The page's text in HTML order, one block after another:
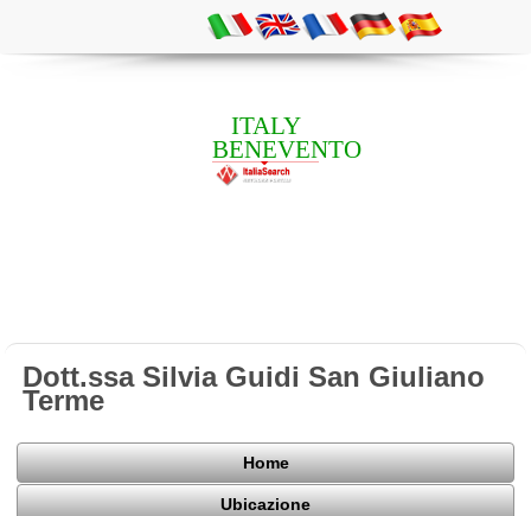
ITALY
BENEVENTO
Dott.ssa Silvia Guidi San Giuliano
Terme
Home
Ubicazione